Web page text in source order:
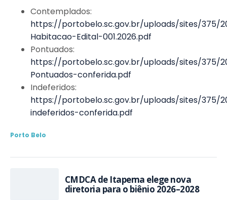
Contemplados:
https://portobelo.sc.gov.br/uploads/sites/375/
Habitacao-Edital-001.2026.pdf
Pontuados:
https://portobelo.sc.gov.br/uploads/sites/375/
Pontuados-conferida.pdf
Indeferidos:
https://portobelo.sc.gov.br/uploads/sites/375/
indeferidos-conferida.pdf
Porto Belo
CMDCA de Itapema elege nova
diretoria para o biênio 2026–2028